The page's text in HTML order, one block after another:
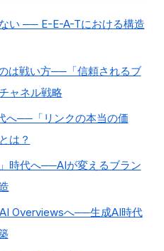
い ── E-E-A-Tにおける構造
は戦い方──「信頼されるブ
ャネル戦略
へ──「リンクの本当の価
は？
時代へ──AIが変えるブラン
Overviewsへ──生成AI時代